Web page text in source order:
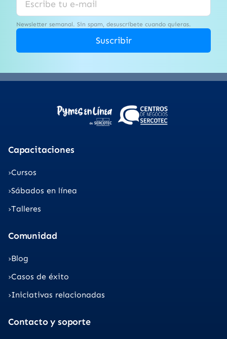
Newsletter semanal. Sin spam, desuscríbete cuando quieras.
Suscribir
Capacitaciones
Cursos
Sábados en línea
Talleres
Comunidad
Blog
Casos de éxito
Iniciativas relacionadas
Contacto y soporte